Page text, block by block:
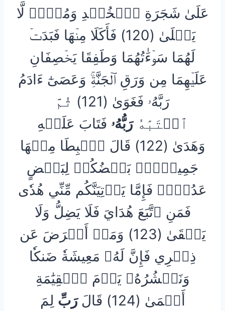
عَلَىٰ شَجَرَةِ ٱلۡخُلۡدِ وَمُلۡكٖ لَّا
يَبۡلَىٰ (120) فَأَكَلَا مِنۡهَا فَبَدَتۡ
لَهُمَا سَوۡءَٰتُهُمَا وَطَفِقَا يَخۡصِفَانِ
عَلَيۡهِمَا مِن وَرَقِ ٱلۡجَنَّةِۚ وَعَصَىٰٓ ءَادَمُ
رَبَّهُۥ فَغَوَىٰ (121) ثُمَّ
ٱجۡتَبَٰهُرَبُّهُۥ فَتَابَ عَلَيۡهِ
وَهَدَىٰ (122) قَالَ ٱهۡبِطَا مِنۡهَا
جَمِيعَۢاۖ بَعۡضُكُمۡ لِبَعۡضٍ
عَدُوّٞۖ فَإِمَّا يَأۡتِيَنَّكُم مِّنِّي هُدٗى
فَمَنِ ٱتَّبَعَ هُدَايَ فَلَا يَضِلُّ وَلَا
يَشۡقَىٰ (123) وَمَنۡ أَعۡرَضَ عَن
ذِكۡرِي فَإِنَّ لَهُۥ مَعِيشَةٗ ضَنكٗا
وَنَحۡشُرُهُۥ يَوۡمَ ٱلۡقِيَٰمَةِ
أَعۡمَىٰ (124) قَالَ
رَبِّ لِمَ